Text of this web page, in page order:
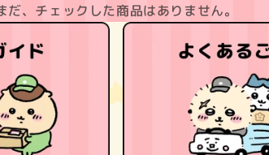
だ、チェックした商品はありません。